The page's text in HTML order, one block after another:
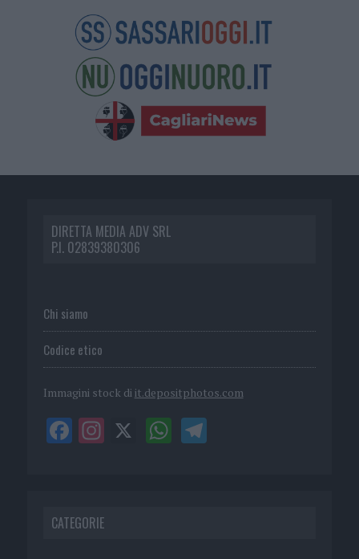
DIRETTA MEDIA ADV SRL
P.I. 02839380306
Chi siamo
Codice etico
Immagini stock di it.depositphotos.com
CATEGORIE